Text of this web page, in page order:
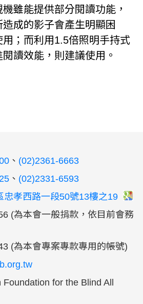
雖能提供部分閱讀功能，
成的影子會產生明顯困
；而利用1.5倍照明手持式
讀效能，則建議使用。
、 (02)2361-6663
、 (02)2331-6593
忠孝西路一段50號13樓之19
(為本會一般捐款，依目前會務
(為本會專案專款專用的帳號)
for the Blind All